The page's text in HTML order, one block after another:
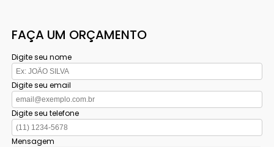
FAÇA UM ORÇAMENTO
Digite seu nome
Digite seu email
Digite seu telefone
Mensagem